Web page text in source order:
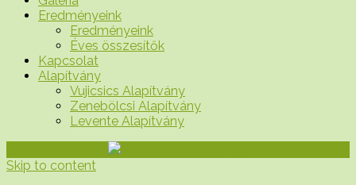
Eredményeink
Eredményeink
Éves összesítők
Kapcsolat
Alapítvány
Vujicsics Alapítvány
Zenebölcsi Alapítvány
Levente Alapítvány
Skip to content